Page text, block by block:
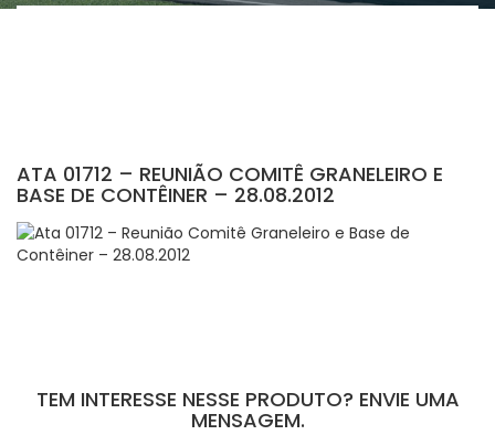
ATA 01712 – REUNIÃO COMITÊ GRANELEIRO E
BASE DE CONTÊINER – 28.08.2012
TEM INTERESSE NESSE PRODUTO? ENVIE UMA
MENSAGEM.